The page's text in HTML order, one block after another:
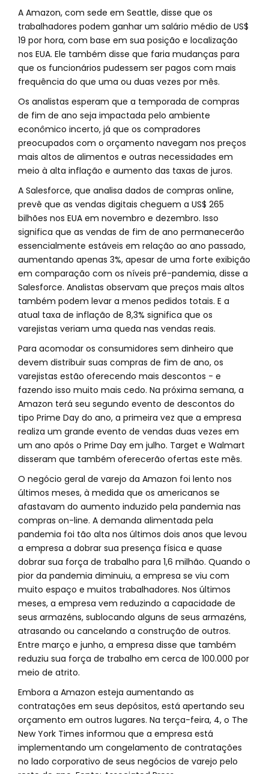
A Amazon, com sede em Seattle, disse que os
trabalhadores podem ganhar um salário médio de US$
19 por hora, com base em sua posição e localização
nos EUA. Ele também disse que faria mudanças para
que os funcionários pudessem ser pagos com mais
frequência do que uma ou duas vezes por mês.
Os analistas esperam que a temporada de compras
de fim de ano seja impactada pelo ambiente
econômico incerto, já que os compradores
preocupados com o orçamento navegam nos preços
mais altos de alimentos e outras necessidades em
meio à alta inflação e aumento das taxas de juros.
A Salesforce, que analisa dados de compras online,
prevê que as vendas digitais cheguem a US$ 265
bilhões nos EUA em novembro e dezembro. Isso
significa que as vendas de fim de ano permanecerão
essencialmente estáveis em relação ao ano passado,
aumentando apenas 3%, apesar de uma forte exibição
em comparação com os níveis pré-pandemia, disse a
Salesforce. Analistas observam que preços mais altos
também podem levar a menos pedidos totais. E a
atual taxa de inflação de 8,3% significa que os
varejistas veriam uma queda nas vendas reais.
Para acomodar os consumidores sem dinheiro que
devem distribuir suas compras de fim de ano, os
varejistas estão oferecendo mais descontos - e
fazendo isso muito mais cedo. Na próxima semana, a
Amazon terá seu segundo evento de descontos do
tipo Prime Day do ano, a primeira vez que a empresa
realiza um grande evento de vendas duas vezes em
um ano após o Prime Day em julho. Target e Walmart
disseram que também oferecerão ofertas este mês.
O negócio geral de varejo da Amazon foi lento nos
últimos meses, à medida que os americanos se
afastavam do aumento induzido pela pandemia nas
compras on-line. A demanda alimentada pela
pandemia foi tão alta nos últimos dois anos que levou
a empresa a dobrar sua presença física e quase
dobrar sua força de trabalho para 1,6 milhão. Quando o
pior da pandemia diminuiu, a empresa se viu com
muito espaço e muitos trabalhadores. Nos últimos
meses, a empresa vem reduzindo a capacidade de
seus armazéns, sublocando alguns de seus armazéns,
atrasando ou cancelando a construção de outros.
Entre março e junho, a empresa disse que também
reduziu sua força de trabalho em cerca de 100.000 por
meio de atrito.
Embora a Amazon esteja aumentando as
contratações em seus depósitos, está apertando seu
orçamento em outros lugares. Na terça-feira, 4, o The
New York Times informou que a empresa está
implementando um congelamento de contratações
no lado corporativo de seus negócios de varejo pelo